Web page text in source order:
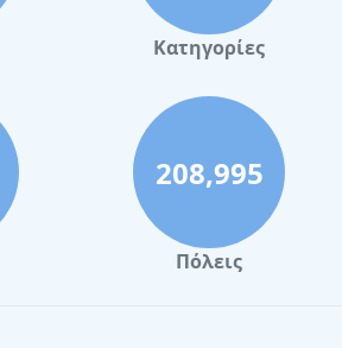
Κατηγορίες
208,995
Πόλεις